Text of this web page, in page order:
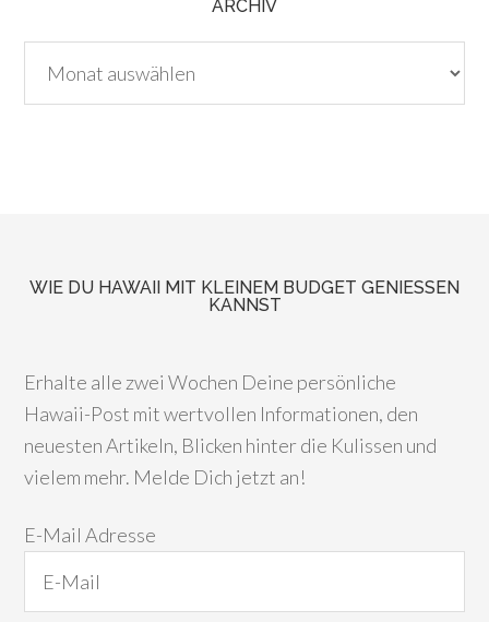
ARCHIV
WIE DU HAWAII MIT KLEINEM BUDGET GENIESSEN K
ANNST
Erhalte alle zwei Wochen Deine persönliche
Hawaii-Post mit wertvollen Informationen, den
neuesten Artikeln, Blicken hinter die Kulissen und
vielem mehr. Melde Dich jetzt an!
E-Mail Adresse